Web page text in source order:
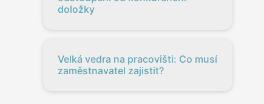
doložky
Velká vedra na pracovišti: Co musí
zaměstnavatel zajistit?